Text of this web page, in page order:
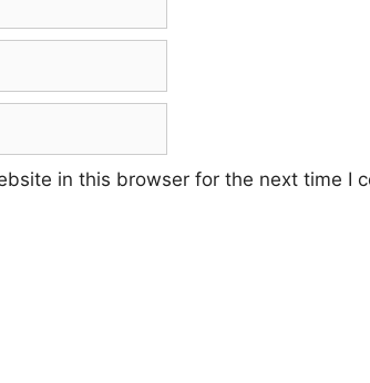
in this browser for the next time I